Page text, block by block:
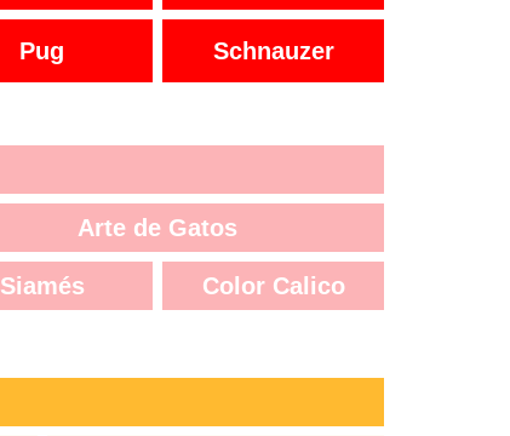
Pug Schnauzer
Arte de Gatos
Siamés Color Calico